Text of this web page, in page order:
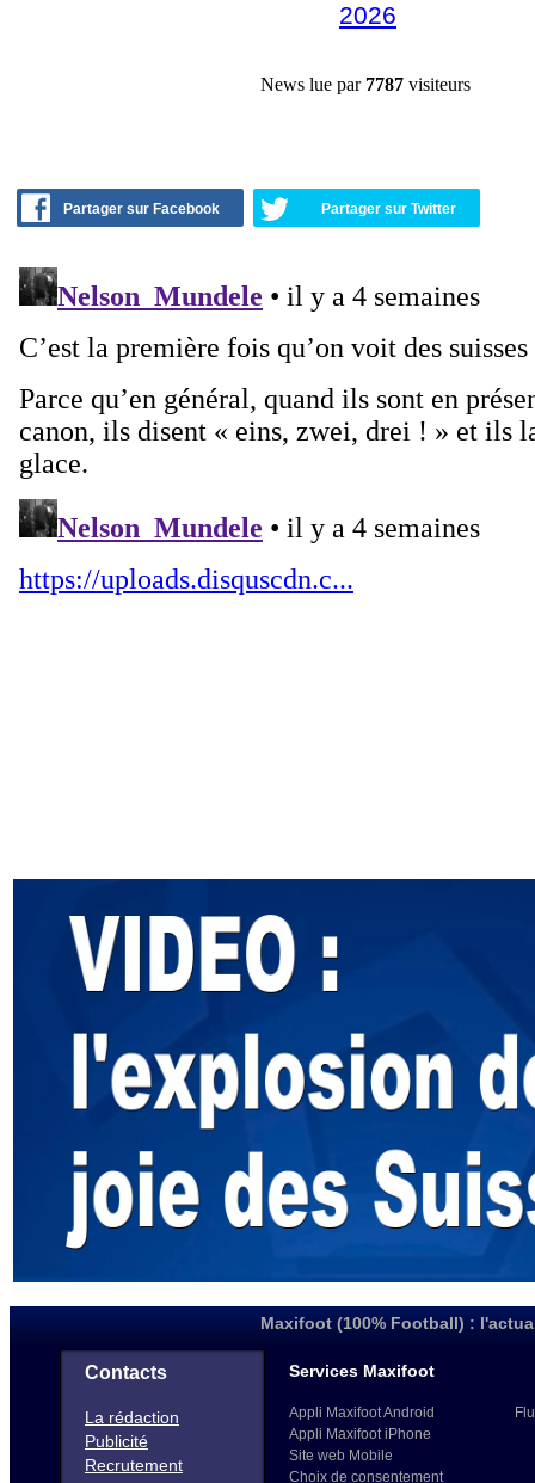
2026
News lue par 7787 visiteurs
Partager sur Facebook Partager sur Twitter
Maxifoot (100% Football) :
Contacts
La rédaction
Publicité
Recrutement
Services Maxifoot
Appli Maxifoot Android
Appli Maxifoot iPhone
Site web Mobile
Choix de consentement